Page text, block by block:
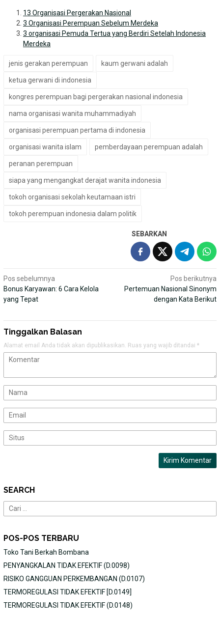
13 Organisasi Pergerakan Nasional
3 Organisasi Perempuan Sebelum Merdeka
3 organisasi Pemuda Tertua yang Berdiri Setelah Indonesia
Merdeka
jenis gerakan perempuan kaum gerwani adalah
ketua gerwani di indonesia
kongres perempuan bagi pergerakan nasional indonesia
nama organisasi wanita muhammadiyah
organisasi perempuan pertama di indonesia
organisasi wanita islam pemberdayaan perempuan adalah
peranan perempuan
siapa yang mengangkat derajat wanita indonesia
tokoh organisasi sekolah keutamaan istri
tokoh perempuan indonesia dalam politik
SEBARKAN
Navigasi
pos
Pos sebelumnya
Bonus Karyawan: 6 Cara Kelola
yang Tepat
Pos berikutnya
Pertemuan Nasional Sinonym
dengan Kata Berikut
Tinggalkan Balasan
Alamat email Anda tidak akan dipublikasikan. Ruas yang wajib ditandai *
SEARCH
Cari
untuk:
POS-POS TERBARU
Toko Tani Berkah Bombana
PENYANGKALAN TIDAK EFEKTIF (D.0098)
RISIKO GANGGUAN PERKEMBANGAN (D.0107)
TERMOREGULASI TIDAK EFEKTIF [D.0149]
TERMOREGULASI TIDAK EFEKTIF (D.0148)